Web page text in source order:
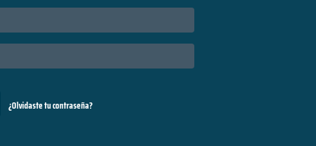
¿Olvidaste tu contraseña?